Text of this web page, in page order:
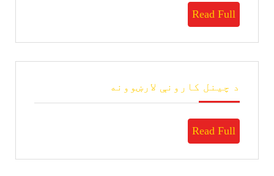
Read Full
Read
Full
د چینل کارونې لارښوونه
کارونې
Read Full
Read
Full